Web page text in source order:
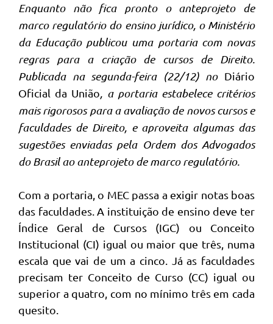
Enquanto não fica pronto o anteprojeto de
marco regulatório do ensino jurídico, o Ministério
da Educação publicou uma portaria com novas
regras para a criação de cursos de Direito.
Publicada na segunda-feira (22/12) no Diário
Oficial da União, a portaria estabelece critérios
mais rigorosos para a avaliação de novos cursos e
faculdades de Direito, e aproveita algumas das
sugestões enviadas pela Ordem dos Advogados
do Brasil ao anteprojeto de marco regulatório.
Com a portaria, o MEC passa a exigir notas boas
das faculdades. A instituição de ensino deve ter
Índice Geral de Cursos (IGC) ou Conceito
Institucional (CI) igual ou maior que três, numa
escala que vai de um a cinco. Já as faculdades
precisam ter Conceito de Curso (CC) igual ou
superior a quatro, com no mínimo três em cada
quesito.